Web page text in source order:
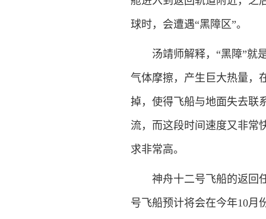
球时，会遭遇“黑障区”。
汤靖师解释，“黑障”就是
气体摩擦，产生巨大热量，
掉，使得飞船与地面失去联
流，而这段时间速度又非常
求非常高。
神舟十二号飞船的返回任
号飞船预计将会在今年10月